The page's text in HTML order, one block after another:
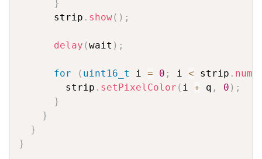
}
      strip
. show( ) ;
delay (wait ) ;
for ( uint16_t i = 0 ; i < strip .
        strip
. setPixelColor ( i + q , 0 ) ;
}
}
}
}